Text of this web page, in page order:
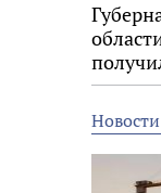
Новости